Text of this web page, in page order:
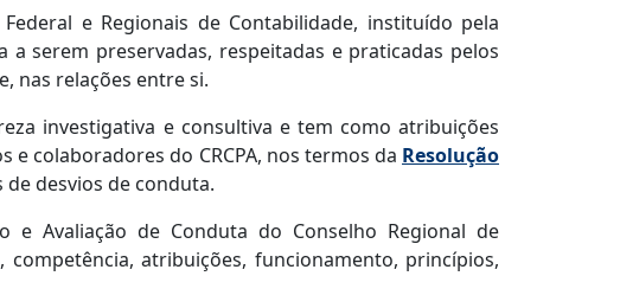
e Regionais de Contabilidade, instituído pela
serem preservadas, respeitadas e praticadas pelos
nas relações entre si.
investigativa e consultiva e tem como atribuições
e colaboradores do CRCPA, nos termos da Resolução
desvios de conduta.
e Avaliação de Conduta do Conselho Regional de
atribuições, funcionamento, princípios,